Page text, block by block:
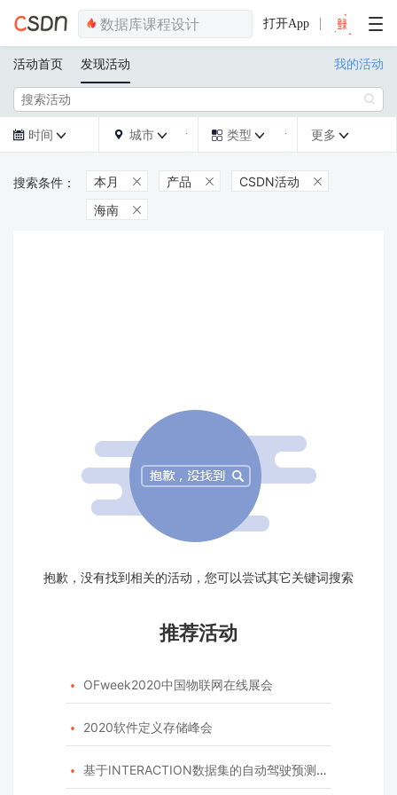
打开App
活动首页 发现活动 我的活动

 时间   城市   类型  更多 
本月  产品  CSDN活动 
海南 
抱歉，没有找到相关的活动，您可以尝试其它关键词搜索
推荐活动
 OFweek2020中国物联网在线展会
 2020软件定义存储峰会
 基于INTERACTION数据集的自动驾驶预测模型挑战赛